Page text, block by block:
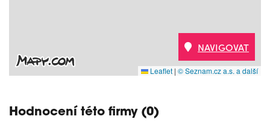
Leaflet | © Seznam.cz a.s. a další
NAVIGOVAT
Hodnocení této firmy (0)